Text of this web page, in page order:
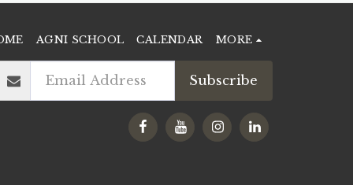
AGNI SCHOOL CALENDAR MORE
Subscribe